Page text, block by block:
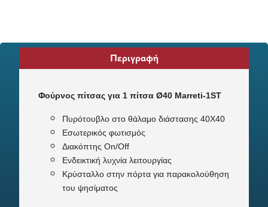
Περιγραφή
Φούρνος πίτσας για 1 πίτσα Ø40 Marreti-1ST
Πυρότουβλο στο θάλαμο διάστασης 40X40
Εσωτερικός φωτισμός
Διακόπτης On/Off
Ενδεικτική λυχνία λειτουργίας
Κρύσταλλο στην πόρτα για παρακολούθηση
του ψησίματος